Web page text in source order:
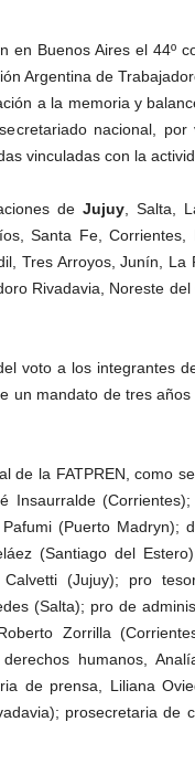
en Buenos Aires el 44º
Argentina de
a la memoria y
nacional,
vinculadas con la
de Jujuy , Salta,
Santa Fe, Corrientes,
Tres Arroyos, Junín,
Rivadavia, Noreste
voto a los integrantes
un mandato de tres
de la FATPREN, como
Insaurralde
(Puerto Madryn);
(Santiago del
(Jujuy); pro
(Salta); pro de
Zorrilla
humanos,
de prensa, Liliana
prosecretaria de